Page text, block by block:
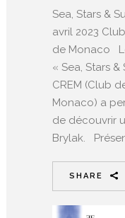
Sea, Stars &
avril 2023
de Monaco
« Sea, Stars
CREM (Club
Monaco) a
de découvrir
Brylak.
SHARE